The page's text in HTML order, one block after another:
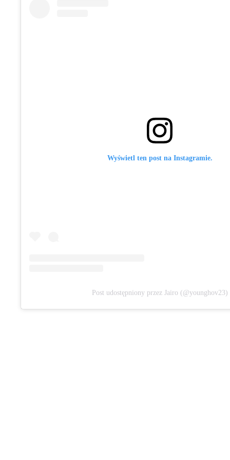
Wyświetl ten post na Instagramie.
Post udostępniony przez Jairo (@younghov23)